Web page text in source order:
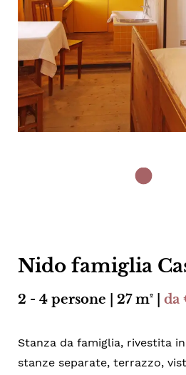
Nido famiglia
2 - 4 persone | 27 m² | da
Stanza da famiglia, rivestita
stanze separate, terrazzo,